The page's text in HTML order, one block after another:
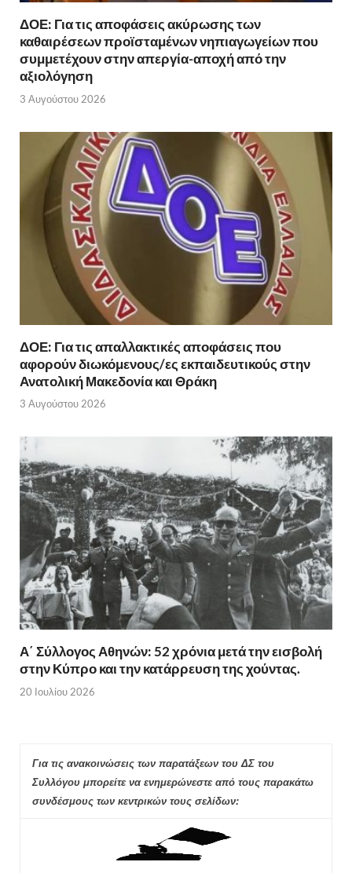
ΔΟΕ: Για τις αποφάσεις ακύρωσης των
καθαιρέσεων προϊσταμένων νηπιαγωγείων που
συμμετέχουν στην απεργία-αποχή από την
αξιολόγηση
3 Αυγούστου 2026
ΔΟΕ: Για τις απαλλακτικές αποφάσεις που
αφορούν διωκόμενους/ες εκπαιδευτικούς στην
Ανατολική Μακεδονία και Θράκη
3 Αυγούστου 2026
Α΄ Σύλλογος Αθηνών: 52 χρόνια μετά την εισβολή
στην Κύπρο και την κατάρρευση της χούντας.
20 Ιουλίου 2026
Για τις ανακοινώσεις των παρατάξεων του ΔΣ του
Συλλόγου μπορείτε να ενημερώνεστε από τους παρακάτω
συνδέσμους των κεντρικών τους σελίδων: